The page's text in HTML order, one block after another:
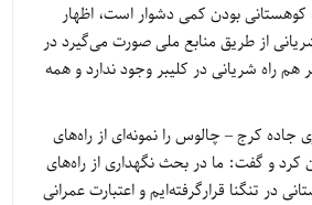
کوهستانی بودن کمی دشوار است، اظهار
از طریق منابع ملی صورت می‌گیرد در
راه شریانی در کلیبر وجود ندارد و همه
جاده کرج – چالوس را نمونه‌ای از راه‌های
کرد و گفت: ما در بحث نگهداری از راه‌های
در تنگنا قرارگرفته‌ایم و اعتبارت عمرانی